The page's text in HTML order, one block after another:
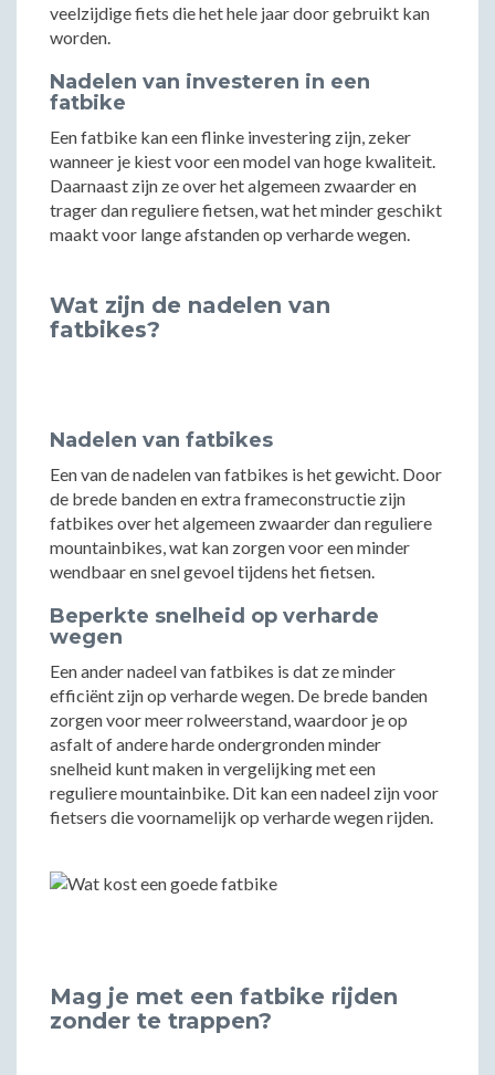
veelzijdige fiets die het hele jaar door gebruikt kan
worden.
Nadelen van investeren in een
fatbike
Een fatbike kan een flinke investering zijn, zeker
wanneer je kiest voor een model van hoge kwaliteit.
Daarnaast zijn ze over het algemeen zwaarder en
trager dan reguliere fietsen, wat het minder geschikt
maakt voor lange afstanden op verharde wegen.
Wat zijn de nadelen van
fatbikes?
Nadelen van fatbikes
Een van de nadelen van fatbikes is het gewicht. Door
de brede banden en extra frameconstructie zijn
fatbikes over het algemeen zwaarder dan reguliere
mountainbikes, wat kan zorgen voor een minder
wendbaar en snel gevoel tijdens het fietsen.
Beperkte snelheid op verharde
wegen
Een ander nadeel van fatbikes is dat ze minder
efficiënt zijn op verharde wegen. De brede banden
zorgen voor meer rolweerstand, waardoor je op
asfalt of andere harde ondergronden minder
snelheid kunt maken in vergelijking met een
reguliere mountainbike. Dit kan een nadeel zijn voor
fietsers die voornamelijk op verharde wegen rijden.
Mag je met een fatbike rijden
zonder te trappen?